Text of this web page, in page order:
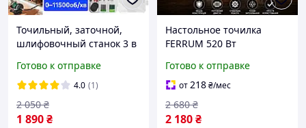
Точильный, заточной,
шлифовочный станок 3 в
гравер) Parkside PDFW
120 B3 из Германии
Готово к отправке
4.0 (1)
1 890₴
2 050 ₴
Настольное точилка
FERRUM 520 Вт
затачивающий станок
2950 об/мин диск 150 мм
Наждак настольный
Гарантия 12 мес
Готово к отправке
от218₴/мес
2 180₴
2 680 ₴